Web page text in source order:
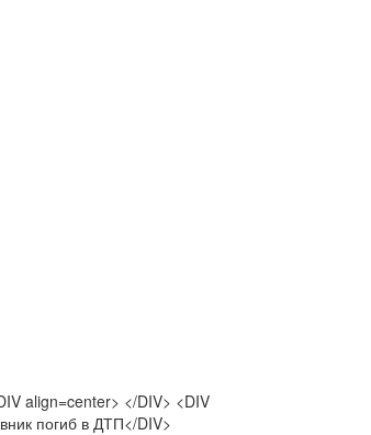
align=center> </DIV> <DIV
погиб в ДТП</DIV>